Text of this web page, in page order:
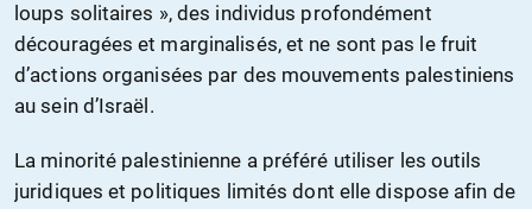
loups solitaires », des individus profondément
découragées et marginalisés, et ne sont pas le fruit
d’actions organisées par des mouvements palestiniens
au sein d’Israël.
La minorité palestinienne a préféré utiliser les outils
juridiques et politiques limités dont elle dispose afin de